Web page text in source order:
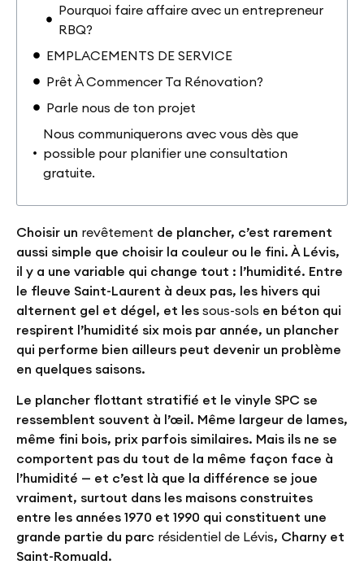
Pourquoi faire affaire avec un entrepreneur
RBQ?
EMPLACEMENTS DE SERVICE
Prêt À Commencer Ta Rénovation?
Parle nous de ton projet
Nous communiquerons avec vous dès que
possible pour planifier une consultation
gratuite.
Choisir un revêtement de plancher, c’est rarement
aussi simple que choisir la couleur ou le fini. À Lévis,
il y a une variable qui change tout : l’humidité. Entre
le fleuve Saint-Laurent à deux pas, les hivers qui
alternent gel et dégel, et les sous-sols en béton qui
respirent l’humidité six mois par année, un plancher
qui performe bien ailleurs peut devenir un problème
en quelques saisons.
Le plancher flottant stratifié et le vinyle SPC se
ressemblent souvent à l’œil. Même largeur de lames,
même fini bois, prix parfois similaires. Mais ils ne se
comportent pas du tout de la même façon face à
l’humidité — et c’est là que la différence se joue
vraiment, surtout dans les maisons construites
entre les années 1970 et 1990 qui constituent une
grande partie du parc résidentiel de Lévis, Charny et
Saint-Romuald.